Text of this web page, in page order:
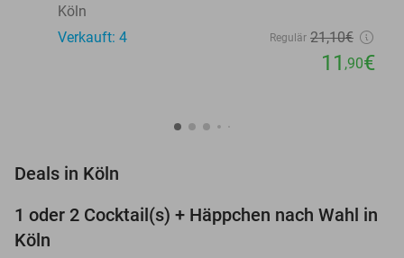
Köln
Verkauft: 4
Regulär 21,10€
11 ,90€
Deals in Köln
44%
1 oder 2 Cocktail(s) + Häppchen nach Wahl in
Köln